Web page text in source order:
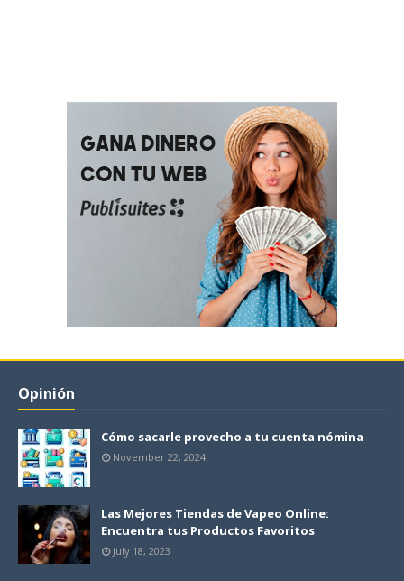
Opinión
Cómo sacarle provecho a tu cuenta nómina
November 22, 2024
Las Mejores Tiendas de Vapeo Online:
Encuentra tus Productos Favoritos
July 18, 2023